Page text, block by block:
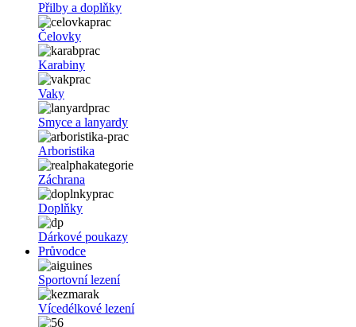
Přilby a doplňky
Čelovky
Karabiny
Vaky
Smyce a lanyardy
Arboristika
Záchrana
Doplňky
Dárkové poukazy
Průvodce
Sportovní lezení
Vícedélkové lezení